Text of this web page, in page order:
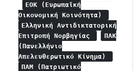
ΕΟΚ (Ευρωπαϊκή
Οικονομική Κοινότητα)
Ελληνική Αντιδικτατορική
Επιτροπή Νορβηγίας
ΠΑΚ
(Πανελλήνιο
Απελευθερωτικό Κίνημα)
ΠΑΜ (Πατριωτικό